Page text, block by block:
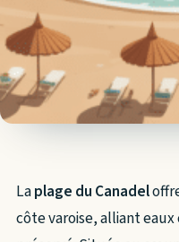
Laplage du Canadel
côte varoise, alliant